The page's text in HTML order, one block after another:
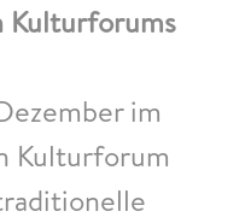
Kulturforums
im
Kulturforum